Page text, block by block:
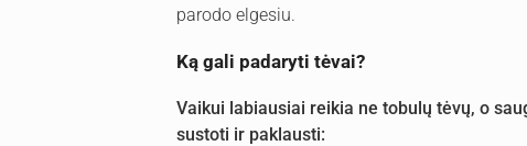
parodo elgesiu.
Ką gali padaryti tėvai?
Vaikui labiausiai reikia ne tobulų tėvų, o
sustoti ir paklausti: